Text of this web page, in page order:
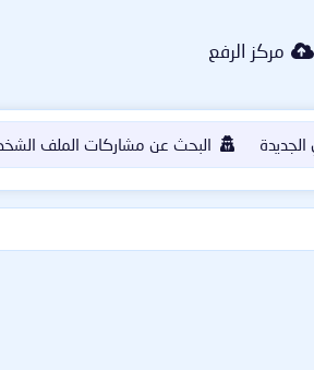
مركز الرفع
البحث عن مشاركات الملف